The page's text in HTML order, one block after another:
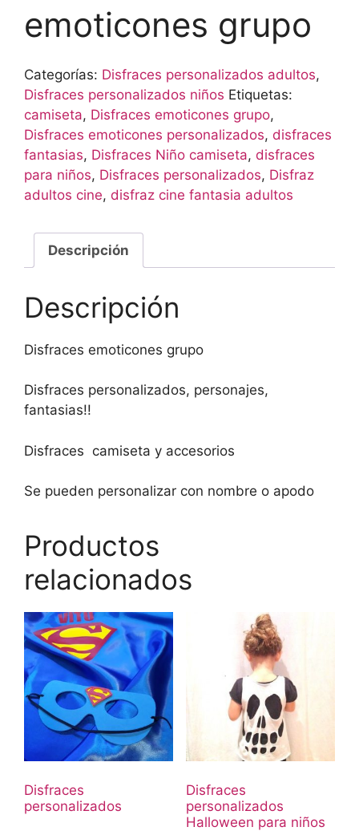
emoticones grupo
Categorías: Disfraces personalizados adultos,
Disfraces personalizados niños Etiquetas:
camiseta, Disfraces emoticones grupo,
Disfraces emoticones personalizados, disfraces
fantasias, Disfraces Niño camiseta, disfraces
para niños, Disfraces personalizados, Disfraz
adultos cine, disfraz cine fantasia adultos
Descripción
Descripción
Disfraces emoticones grupo
Disfraces personalizados, personajes,
fantasias!!
Disfraces camiseta y accesorios
Se pueden personalizar con nombre o apodo
Productos
relacionados
Disfraces
personalizados
Disfraces
personalizados
Halloween para niños